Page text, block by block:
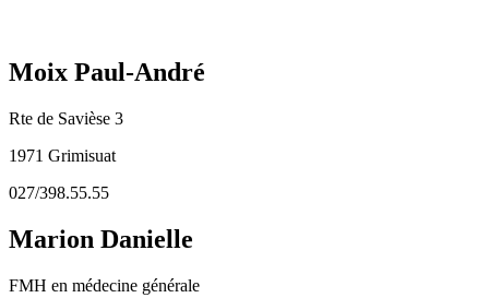
Moix Paul-André
Rte de Savièse 3
1971 Grimisuat
027/398.55.55
Marion Danielle
FMH en médecine générale